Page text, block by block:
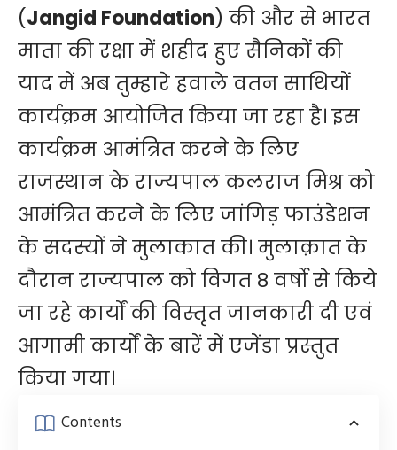
(Jangid Foundation) की और से भारत
माता की रक्षा में शहीद हुए सैनिकों की
याद में अब तुम्हारे हवाले वतन साथियों
कार्यक्रम आयोजित किया जा रहा है। इस
कार्यक्रम आमंत्रित करने के लिए
राजस्थान के राज्यपाल कलराज मिश्र को
आमंत्रित करने के लिए जांगिड़ फाउंडेशन
के सदस्यों ने मुलाकात की। मुलाक़ात के
दौरान राज्यपाल को विगत 8 वर्षो से किये
जा रहे कार्यों की विस्तृत जानकारी दी एवं
आगामी कार्यों के बारें में एजेंडा प्रस्तुत
किया गया।
Contents